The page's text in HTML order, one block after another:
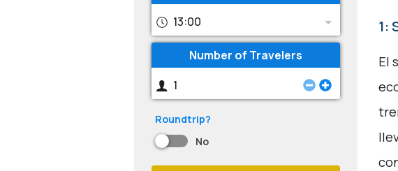
13:00
Number of Travelers
Roundtrip?
No
1:
El